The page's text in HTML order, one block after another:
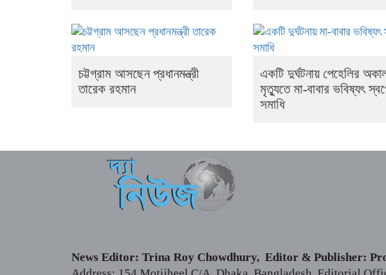
চট্টগ্রাম আসছেন প্রধানমন্ত্রী
তারেক রহমান
একটি দুর্ঘটনায় পেহেলির
মৃত্যুতে মা-বাবার ভবিষ্যৎ
সমাধি
News Editor: Trina Roy Chowdhury, Editor & Publisher: